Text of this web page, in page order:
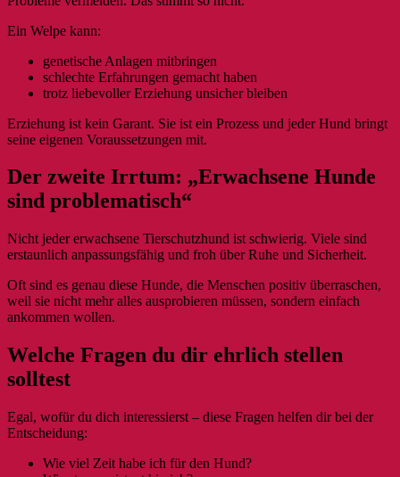
Ein Welpe kann:
genetische Anlagen mitbringen
schlechte Erfahrungen gemacht haben
trotz liebevoller Erziehung unsicher bleiben
Erziehung ist kein Garant. Sie ist ein Prozess und jeder Hund bringt
seine eigenen Voraussetzungen mit.
Der zweite Irrtum: „Erwachsene Hunde
sind problematisch“
Nicht jeder erwachsene Tierschutzhund ist schwierig. Viele sind
erstaunlich anpassungsfähig und froh über Ruhe und Sicherheit.
Oft sind es genau diese Hunde, die Menschen positiv überraschen,
weil sie nicht mehr alles ausprobieren müssen, sondern einfach
ankommen wollen.
Welche Fragen du dir ehrlich stellen
solltest
Egal, wofür du dich interessierst – diese Fragen helfen dir bei der
Entscheidung:
Wie viel Zeit habe ich für den Hund?